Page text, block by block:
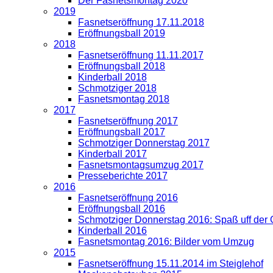
2019
Fasnetseröffnung 17.11.2018
Eröffnungsball 2019
2018
Fasnetseröffnung 11.11.2017
Eröffnungsball 2018
Kinderball 2018
Schmotziger 2018
Fasnetsmontag 2018
2017
Fasnetseröffnung 2017
Eröffnungsball 2017
Schmotziger Donnerstag 2017
Kinderball 2017
Fasnetsmontagsumzug 2017
Presseberichte 2017
2016
Fasnetseröffnung 2016
Eröffnungsball 2016
Schmotziger Donnerstag 2016: Spaß uff der
Kinderball 2016
Fasnetsmontag 2016: Bilder vom Umzug
2015
Fasnetseröffnung 15.11.2014 im Steiglehof